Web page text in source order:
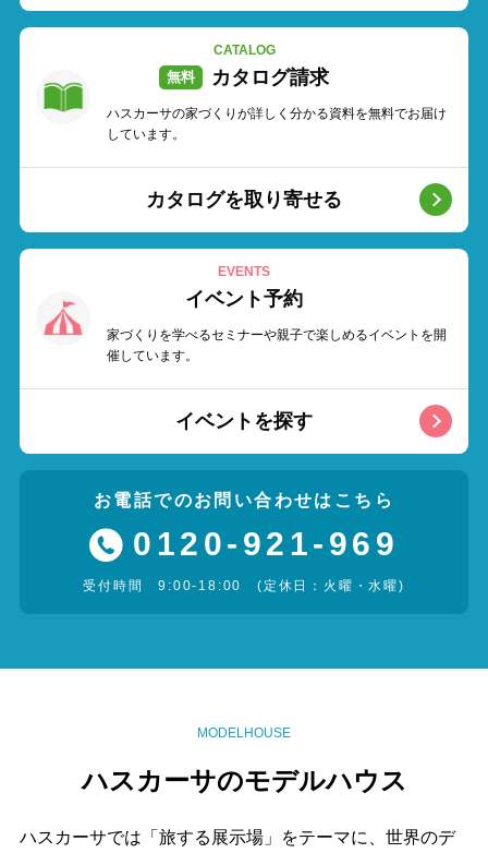
CATALOG
カタログ請求
ハスカーサの家づくりが詳しく分かる資料を無料でお届け
しています。
カタログを取り寄せる
EVENTS
イベント予約
家づくりを学べるセミナーや親子で楽しめるイベントを開
催しています。
イベントを探す
お電話でのお問い合わせはこちら
0120-921-969
受付時間 9:00-18:00 (定休日：火曜・水曜)
MODELHOUSE
ハスカーサのモデルハウス
ハスカーサでは「旅する展示場」をテーマに、 世界のデ